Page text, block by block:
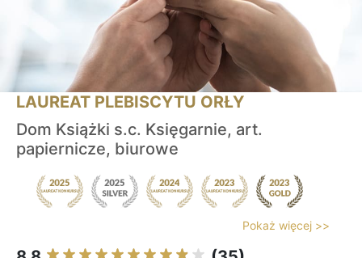
LAUREAT PLEBISCYTU ORŁY
Dom Książki s.c. Księgarnie, art.
papiernicze, biurowe
Pokaż więcej >>